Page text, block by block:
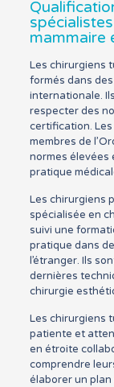
mammaire
Les chirurgiens
formés dans
internationale.
respecter des
certification.
membres de
normes élevées
pratique
Les chirurgiens
spécialisée en
suivi une
pratique dans
l’étranger. Ils
dernières
chirurgie
Les chirurgiens
patiente et
en étroite
comprendre
élaborer un